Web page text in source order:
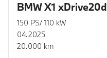
BMW X1 xDrive20d
150 PS/ 110 kW
04.2025
20.000 km